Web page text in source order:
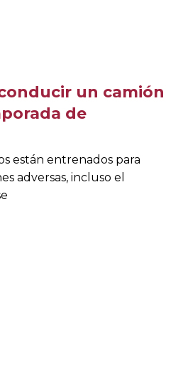
un camión
de
están entrenados para
adversas, incluso el